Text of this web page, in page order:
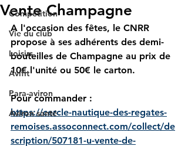
Compétition
Vie du club
Loisirs
Avifit
Para-aviron
Aviron santé
Vente Champagne
A l'occasion des fêtes, le CNRR
propose à ses adhérents des demi-
bouteilles de Champagne au prix de
10€ l'unité ou 50€ le carton.
Pour commander :
https://cercle-nautique-des-regates-
remoises.assoconnect.com/collect/de
scription/507181-u-vente-de-